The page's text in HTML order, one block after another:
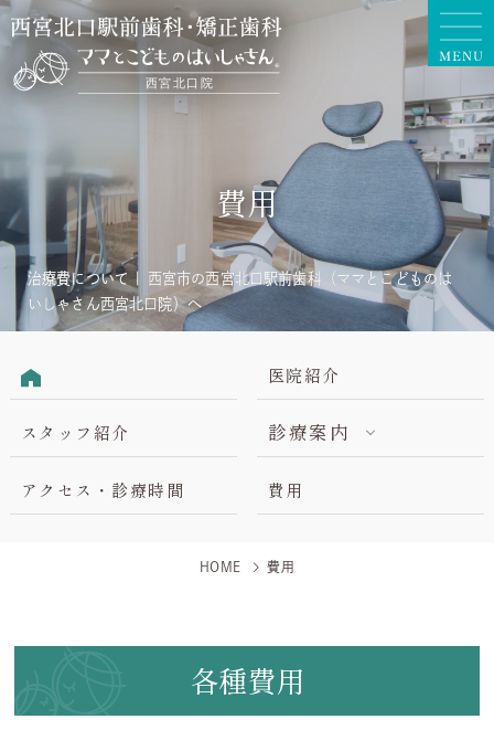
費用
治療費について | 西宮市の西宮北口駅前歯科（ママとこどものは
いしゃさん西宮北口院）へ
医院紹介
スタッフ紹介 診療案内
アクセス・診療時間 費用
HOME 費用
各種費用